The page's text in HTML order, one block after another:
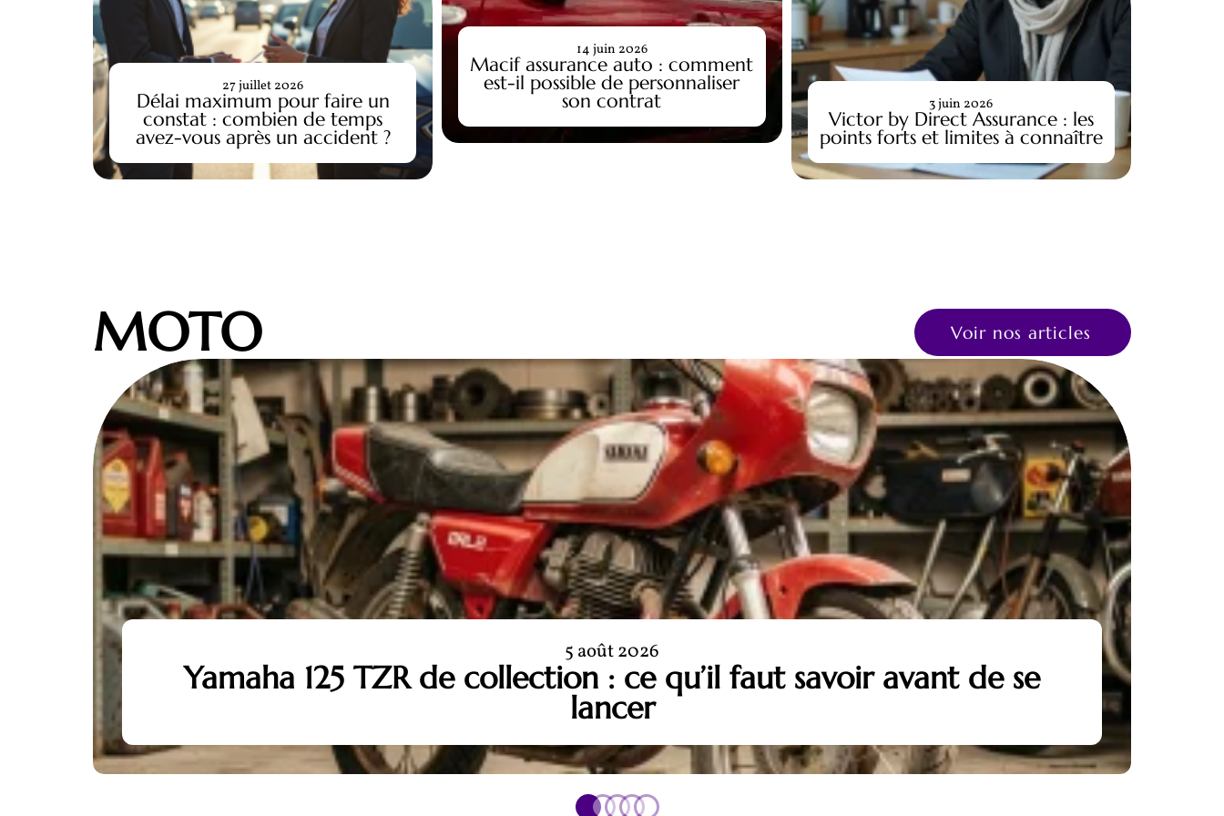
Délai maximum pour faire un
constat : combien de temps
avez-vous après un accident ?
27 juillet 2026
Macif assurance auto : comment
est-il possible de personnaliser
son contrat
14 juin 2026
Victor by Direct Assurance : les
points forts et limites à connaître
3 juin 2026
MOTO Voir nos articles
Yamaha 125 TZR de collection : ce qu’il faut savoir avant de se
lancer
5 août 2026